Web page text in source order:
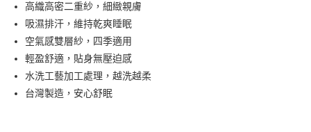
上海商業儲蓄銀行
國泰世華商業銀行
臺灣中小企業銀行
匯豐（台灣）商業銀行
聯邦商業銀行
元大商業銀行
玉山商業銀行
LINE Pay
Apple Pay
悠遊付
高織高密二重紗，細緻親膚
吸濕排汗，維持乾爽睡眠
空氣感雙層紗，四季適用
輕盈舒適，貼身無壓迫感
水洗工藝加工處理，越洗越柔
台灣製造，安心舒眠